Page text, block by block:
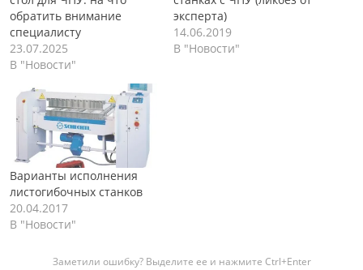
обратить внимание
специалисту
23.07.2025
В "Новости"
эксперта)
14.06.2019
В "Новости"
Варианты исполнения
листогибочных станков
20.04.2017
В "Новости"
Заметили ошибку? Выделите ее и нажмите Ctrl+Enter